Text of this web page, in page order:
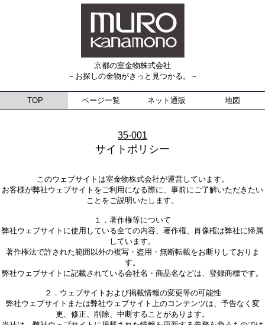
京都の室金物株式会社
－お探しの金物がきっと見つかる。－
TOP ページ一覧 ネット通販 地図
35-001
サイトポリシー
このウェブサイトは室金物株式会社が運営しています。
お客様が弊社ウェブサイトをご利用になる際に、事前にご了解いただきたい
ことをご説明いたします。
１．著作権等について
弊社ウェブサイトに使用している全ての内容、著作権、肖像権は弊社に帰属
しています。
著作権法で許された範囲以外の複写・盗用・無断転載をお断りしておりま
す。
弊社ウェブサイトに記載されている会社名・商品名などは、登録商標です。
２．ウェブサイトおよび掲載情報の変更等の可能性
弊社ウェブサイトまたは弊社ウェブサイト上のコンテンツは、予告なく変
更、修正、削除、中断することがあります。